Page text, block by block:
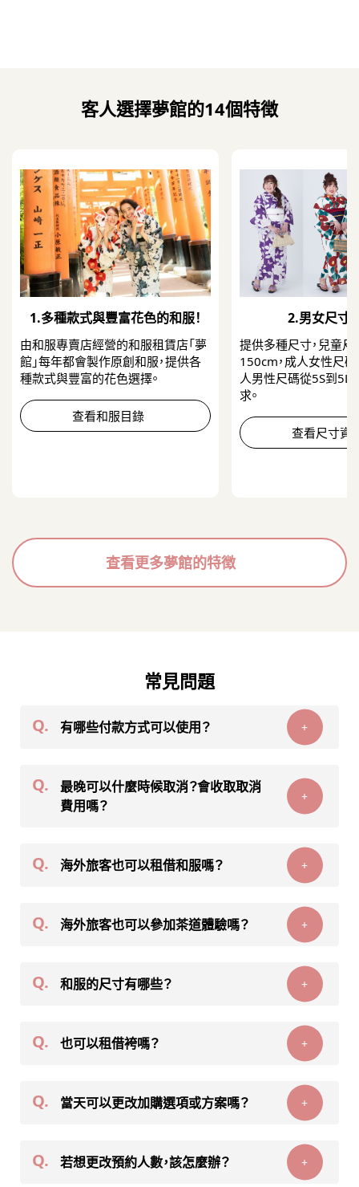
客人選擇夢館的14個特徴
1.多種款式與豐富花色的和服！
由和服專賣店經營的和服租賃店「夢
館」每年都會製作原創和服，提供各
種款式與豐富的花色選擇。
查看和服目錄
2.男女尺寸
提供多種尺寸，兒童
150cm，成人女性尺碼
人男性尺碼從5S到5L
求。
查看尺寸資
查看更多夢館的特徴
常見問題
Q. 有哪些付款方式可以使用？ +
Q.
最晚可以什麼時候取消？會收取取消
費用嗎？
+
Q. 海外旅客也可以租借和服嗎？ +
Q. 海外旅客也可以參加茶道體驗嗎？ +
Q. 和服的尺寸有哪些？ +
Q. 也可以租借袴嗎？ +
Q. 當天可以更改加購選項或方案嗎？ +
Q. 若想更改預約人數，該怎麼辦？ +